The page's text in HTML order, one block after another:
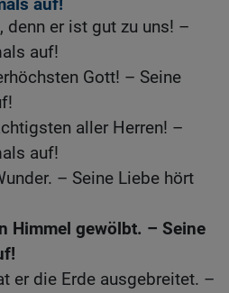
auf!
denn er ist gut zu uns! –
auf!
Gott! – Seine
aller Herren! –
auf!
– Seine Liebe hört
Himmel gewölbt. – Seine
er die Erde ausgebreitet. –